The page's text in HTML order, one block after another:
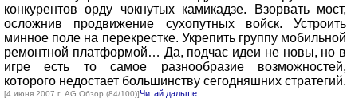
конкурентов орду чокнутых камикадзе. Взорвать мост,
осложнив продвижение сухопутных войск. Устроить
минное поле на перекрестке. Укрепить группу мобильной
ремонтной платформой… Да, подчас идеи не новы, но в
игре есть то самое разнообразие возможностей,
которого недостает большинству сегодняшних стратегий.
[4 июня 2007 г. AG Обзор (84/100)]Читай дальше...